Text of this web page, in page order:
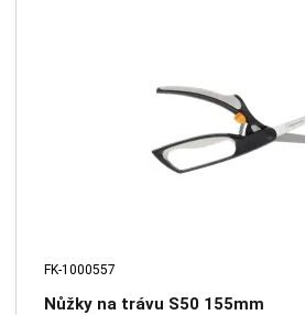
FK-1000557
Nůžky na trávu S50 155mm